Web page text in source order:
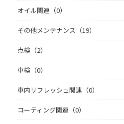
オイル関連（0）
その他メンテナンス（19）
点検（2）
車検（0）
車内リフレッシュ関連（0）
コーティング関連（0）